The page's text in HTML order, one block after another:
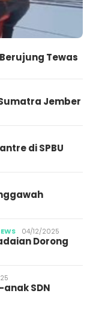
Tewas
Jember
di SPBU
04/12/2025
Dorong
SDN